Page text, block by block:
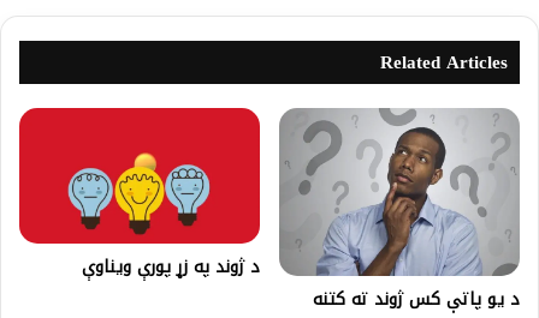
Related Articles
د یو پاتې کس ژوند ته کتنه
د ژوند په زړ پورې ویناوې